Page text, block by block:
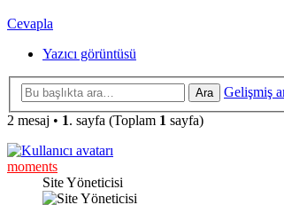
Cevapla
Yazıcı görüntüsü
Ara
Gelişmiş
2 mesaj • 1. sayfa (Toplam 1 sayfa)
moments
Site Yöneticisi